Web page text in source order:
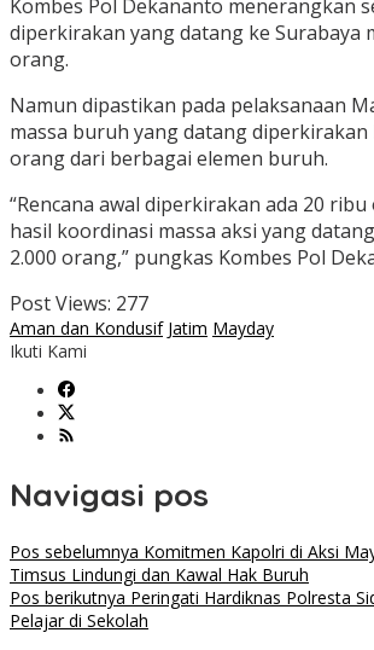
Kombes Pol Dekananto menerangkan
diperkirakan yang datang ke Surabaya
orang.
Namun dipastikan pada pelaksanaan
massa buruh yang datang diperkirakan
orang dari berbagai elemen buruh.
“Rencana awal diperkirakan ada 20
hasil koordinasi massa aksi yang
2.000 orang,” pungkas Kombes Pol
Post Views: 277
Aman dan Kondusif Jatim Mayday
Ikuti Kami
Navigasi pos
Pos sebelumnya Komitmen Kapolri di Aksi
Timsus Lindungi dan Kawal Hak Buruh
Pos berikutnya Peringati Hardiknas Polresta
Pelajar di Sekolah